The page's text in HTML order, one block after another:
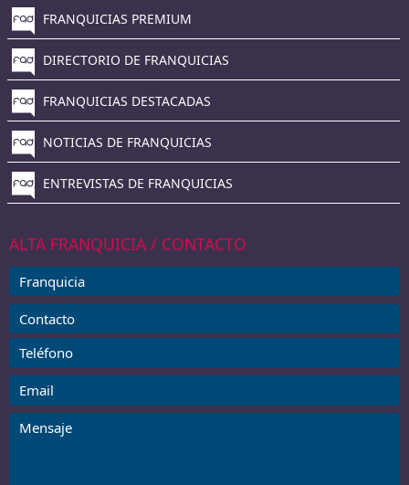
FRANQUICIAS PREMIUM
DIRECTORIO DE FRANQUICIAS
FRANQUICIAS DESTACADAS
NOTICIAS DE FRANQUICIAS
ENTREVISTAS DE FRANQUICIAS
ALTA FRANQUICIA / CONTACTO